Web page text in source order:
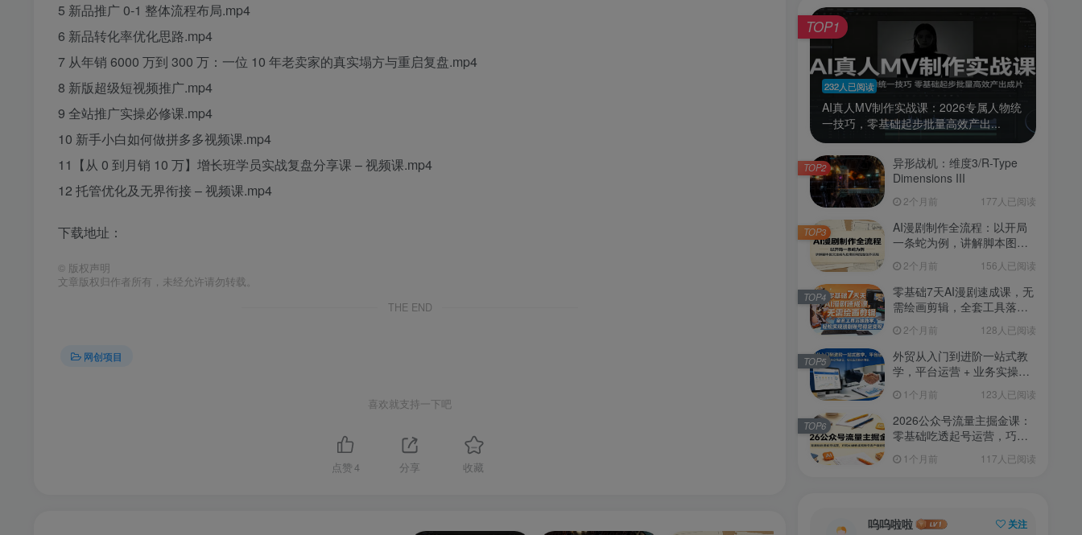
5 新品推广 0-1 整体流程布局.mp4
6 新品转化率优化思路.mp4
7 从年销 6000 万到 300 万：一位 10 年老卖家的真实塌方与重启复盘.mp4
8 新版超级短视频推广.mp4
9 全站推广实操必修课.mp4
10 新手小白如何做拼多多视频课.mp4
11【从 0 到月销 10 万】增长班学员实战复盘分享课 – 视频课.mp4
12 托管优化及无界衔接 – 视频课.mp4
下载地址：
© 版权声明
文章版权归作者所有，未经允许请勿转载。
THE END
网创项目
喜欢就支持一下吧
点赞 4 分享 收藏
232人已阅读
AI真人MV制作实战课：2026专属人物统
一技巧，零基础起步批量高效产出...
TOP1
异形战机：维度3/R-Type
Dimensions III
2个月前 177人已阅读
TOP2
AI漫剧制作全流程：以开局
一条蛇为例，讲解脚本图文
程 2个月前 156人已阅读
TOP3
零基础7天AI漫剧速成课，无
需绘画剪辑，全套工具落地
定变现
2个月前 128人已阅读
TOP4
外贸从入门到进阶一站式教
学，平台运营 + 业务实操结
1个月前 123人已阅读
TOP5
2026公众号流量主掘金课：
零基础吃透起号运营，巧用
1个月前 117人已阅读
TOP6
呜呜啦啦
关注